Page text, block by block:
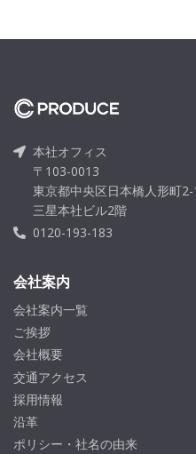
本社オフィス
〒103-0013
東京都中央区日本橋人形町
三星本社ビル2階
0120-193-183
会社案内
会社案内一覧
ご挨拶
会社概要
交通アクセス
採用情報
沿革
ポリシー・社名の由来